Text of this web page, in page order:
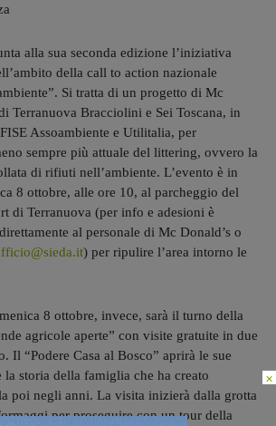
alla sua seconda edizione l’iniziativa
della call to action nazionale
Si tratta di un progetto di Mc
Terranuova Bracciolini e Sei Toscana, in
Assoambiente e Utilitalia, per
sempre più attuale del littering, ovvero la
di rifiuti nell’ambiente. L’evento è in
8 ottobre, alle ore 10, al parcheggio del
di Terranuova (per info e adesioni è
al personale di Mc Donald’s o
) per ripulire l’area intorno le
8 ottobre, invece, sarà il turno della
agricole aperte” con visite gratuite in due
Il “Podere Casa al Bosco” aprirà le sue
la storia della famiglia che ha creato
poi negli anni. La visita inizierà dalla grotta
per proseguire con un tour della
×